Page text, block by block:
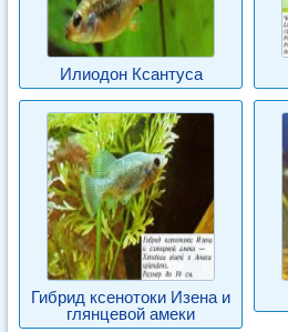
Илиодон Ксантуса
Гибрид ксенотоки Изена и
глянцевой амеки